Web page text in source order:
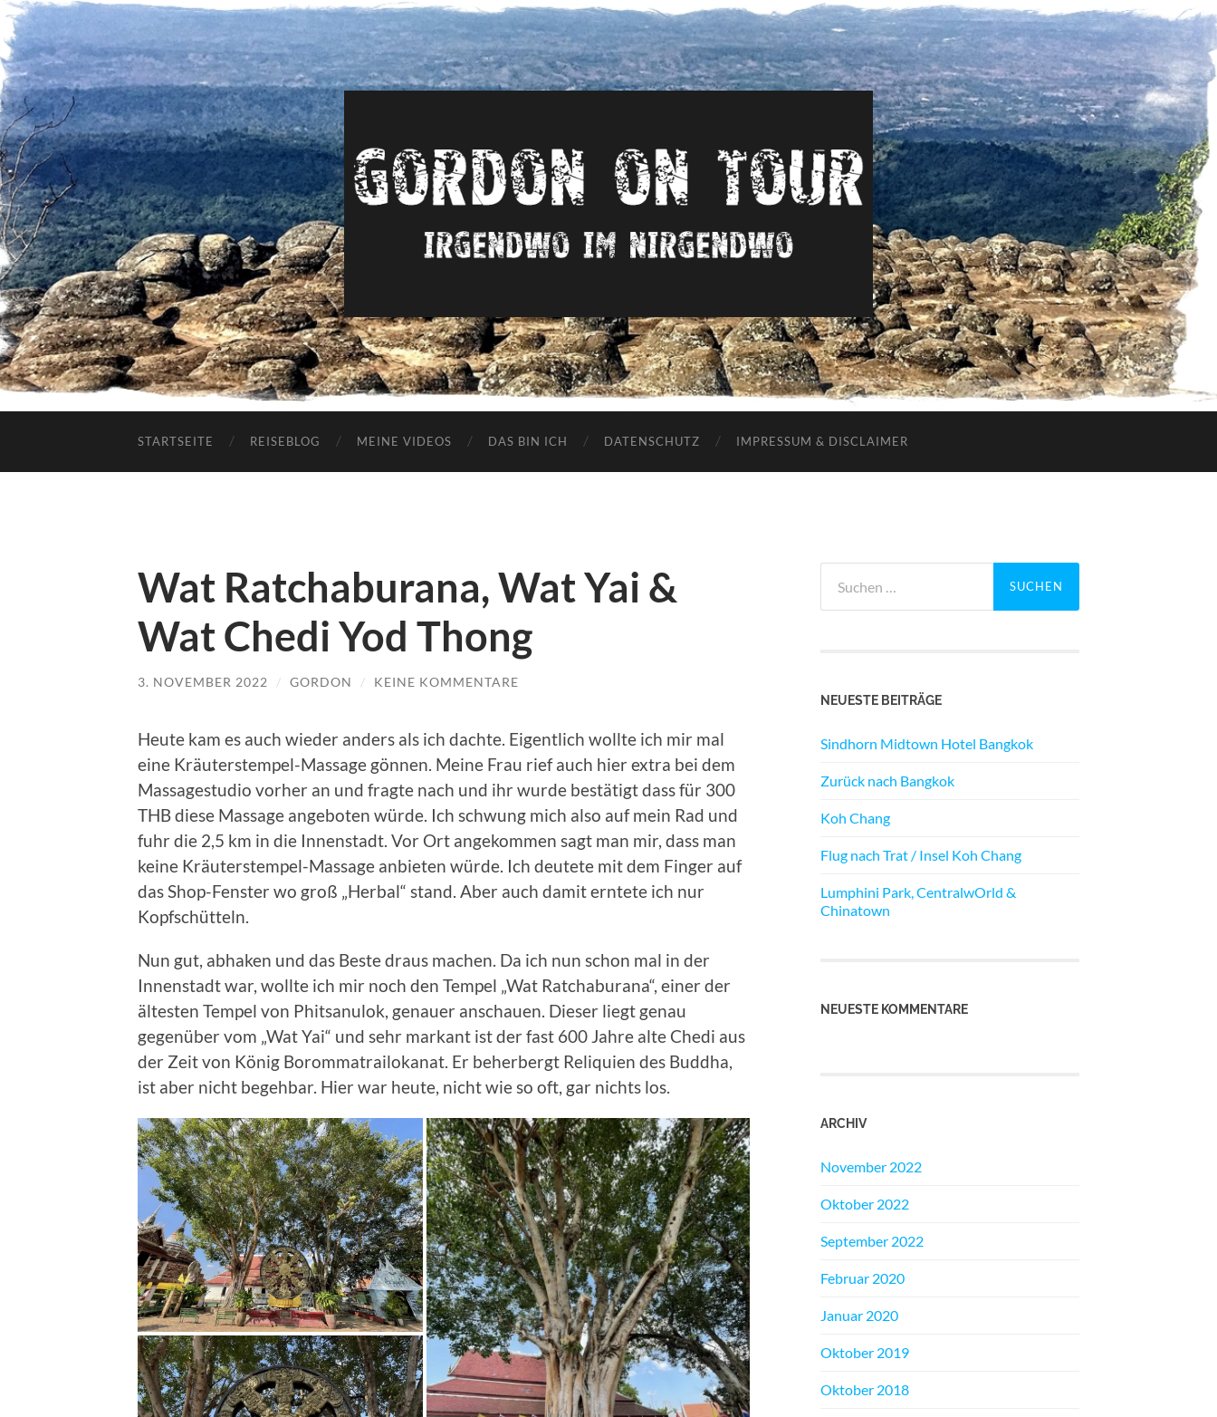
Irgendwo
im
nirgendwo
STARTSEITE REISEBLOG MEINE VIDEOS DAS BIN ICH DATENSCHUTZ IMPRESSUM & DISCLAIMER
Wat Ratchaburana, Wat Yai &
Wat Chedi Yod Thong
3. NOVEMBER 2022 / GORDON / KEINE KOMMENTARE
Heute kam es auch wieder anders als ich dachte. Eigentlich wollte ich mir mal
eine Kräuterstempel-Massage gönnen. Meine Frau rief auch hier extra bei dem
Massagestudio vorher an und fragte nach und ihr wurde bestätigt dass für 300
THB diese Massage angeboten würde. Ich schwung mich also auf mein Rad und
fuhr die 2,5 km in die Innenstadt. Vor Ort angekommen sagt man mir, dass man
keine Kräuterstempel-Massage anbieten würde. Ich deutete mit dem Finger auf
das Shop-Fenster wo groß „Herbal“ stand. Aber auch damit erntete ich nur
Kopfschütteln.
Nun gut, abhaken und das Beste draus machen. Da ich nun schon mal in der
Innenstadt war, wollte ich mir noch den Tempel „Wat Ratchaburana“, einer der
ältesten Tempel von Phitsanulok, genauer anschauen. Dieser liegt genau
gegenüber vom „Wat Yai“ und sehr markant ist der fast 600 Jahre alte Chedi aus
der Zeit von König Borommatrailokanat. Er beherbergt Reliquien des Buddha,
ist aber nicht begehbar. Hier war heute, nicht wie so oft, gar nichts los.
nach:
NEUESTE BEITRÄGE
Sindhorn Midtown Hotel Bangkok
Zurück nach Bangkok
Koh Chang
Flug nach Trat / Insel Koh Chang
Lumphini Park, CentralwOrld &
Chinatown
NEUESTE KOMMENTARE
ARCHIV
November 2022
Oktober 2022
September 2022
Februar 2020
Januar 2020
Oktober 2019
Oktober 2018